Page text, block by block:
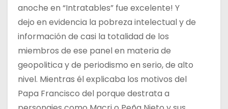
anoche en “Intratables” fue excelente! Y
dejo en evidencia la pobreza intelectual y de
información de casi la totalidad de los
miembros de ese panel en materia de
geopolitica y de periodismo en serio, de alto
nivel. Mientras él explicaba los motivos del
Papa Francisco del porque destrata a